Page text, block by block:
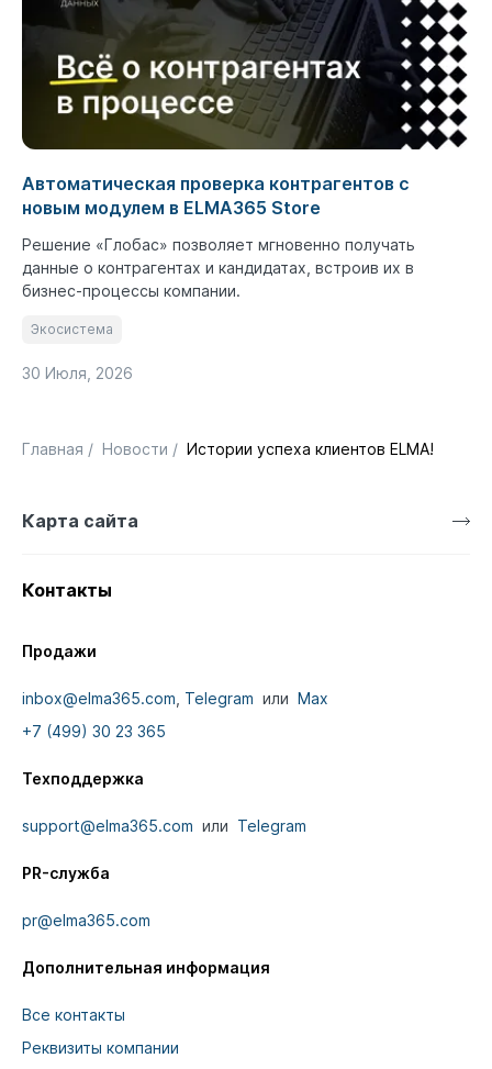
Автоматическая проверка контрагентов с
новым модулем в ELMA365 Store
Решение «Глобас» позволяет мгновенно получать
данные о контрагентах и кандидатах, встроив их в
бизнес-процессы компании.
Экосистема
30 Июля, 2026
Главная / Новости / Истории успеха клиентов ELMA!
Карта сайта
Контакты
Продажи
inbox@elma365.com Telegram или Max
+7 (499) 30 23 365
Техподдержка
support@elma365.com или Telegram
PR-служба
pr@elma365.com
Дополнительная информация
Все контакты
Реквизиты компании